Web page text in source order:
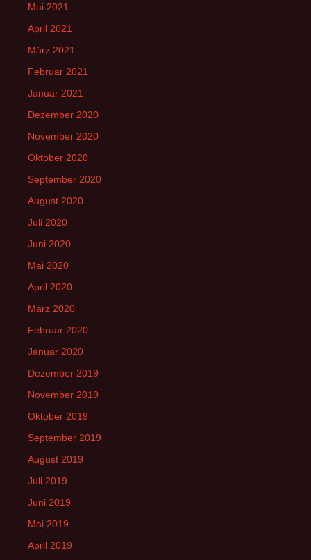
Mai 2021
April 2021
März 2021
Februar 2021
Januar 2021
Dezember 2020
November 2020
Oktober 2020
September 2020
August 2020
Juli 2020
Juni 2020
Mai 2020
April 2020
März 2020
Februar 2020
Januar 2020
Dezember 2019
November 2019
Oktober 2019
September 2019
August 2019
Juli 2019
Juni 2019
Mai 2019
April 2019